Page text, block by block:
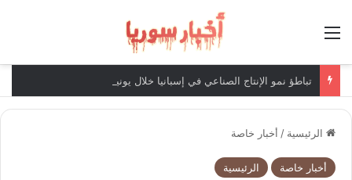
القائمة
تباطؤ نمو الإنتاج الصناعي في إسبانيا خلال يونيو
الرئيسية / أخبار خاصة
أخبار خاصة الرئيسية